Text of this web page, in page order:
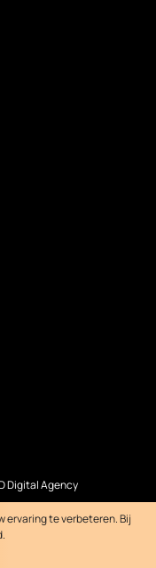
Digital Agency
ervaring te verbeteren. Bij